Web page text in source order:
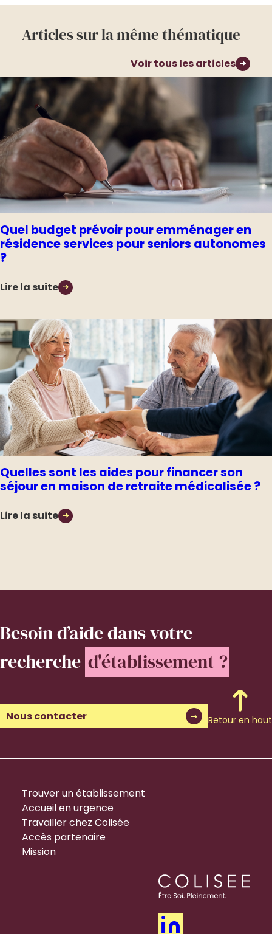
Articles sur la même thématique
Voir tous les articles
Quel budget prévoir pour emménager en
résidence services pour seniors autonomes
?
Lire la suite
Quelles sont les aides pour financer son
séjour en maison de retraite médicalisée ?
Lire la suite
Besoin d’aidedans votre
recherche d'établissement ?
Nous contacter Retour en haut
Trouver un établissement
Accueil en urgence
Travailler chez Colisée
Accès partenaire
Mission